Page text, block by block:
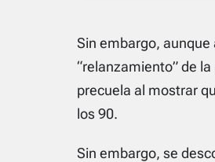
Sin embargo, aunque
“relanzamiento” de
precuela al mostrar
los 90.
Sin embargo, se